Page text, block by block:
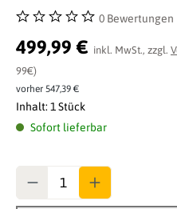
Durchschnittliche Bewertung
0 Bewertungen
499,99 € inkl. MwSt., zzgl.
99€)
vorher 547,39 €
Inhalt: 1 Stück
Sofort lieferbar